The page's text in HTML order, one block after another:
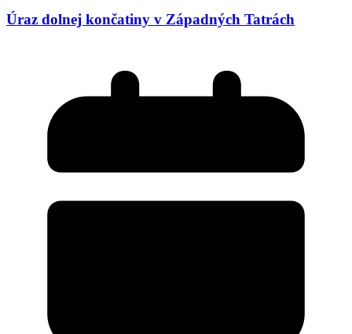
Úraz dolnej končatiny v Západných Tatrách